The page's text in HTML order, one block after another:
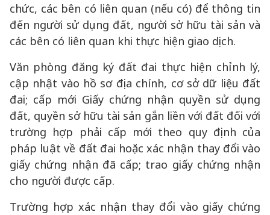
chức, các bên có liên quan (nếu có) để thông tin
đến người sử dụng đất, người sở hữu tài sản và
các bên có liên quan khi thực hiện giao dịch.
Văn phòng đăng ký đất đai thực hiện chỉnh lý,
cập nhật vào hồ sơ địa chính, cơ sở dữ liệu đất
đai; cấp mới Giấy chứng nhận quyền sử dụng
đất, quyền sở hữu tài sản gắn liền với đất đối với
trường hợp phải cấp mới theo quy định của
pháp luật về đất đai hoặc xác nhận thay đổi vào
giấy chứng nhận đã cấp; trao giấy chứng nhận
cho người được cấp.
Trường hợp xác nhận thay đổi vào giấy chứng